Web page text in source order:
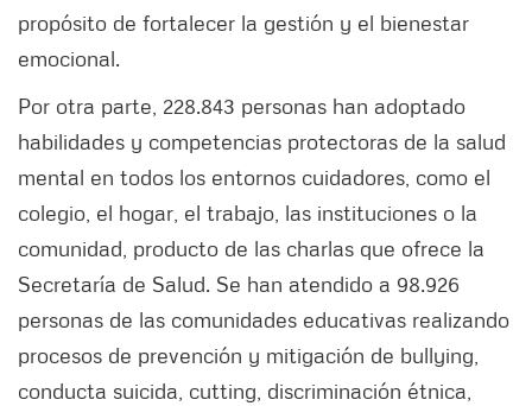
propósito de fortalecer la gestión y el bienestar
emocional.
Por otra parte, 228.843 personas han adoptado
habilidades y competencias protectoras de la salud
mental en todos los entornos cuidadores, como el
colegio, el hogar, el trabajo, las instituciones o la
comunidad, producto de las charlas que ofrece la
Secretaría de Salud. Se han atendido a 98.926
personas de las comunidades educativas realizando
procesos de prevención y mitigación de bullying,
conducta suicida, cutting, discriminación étnica,